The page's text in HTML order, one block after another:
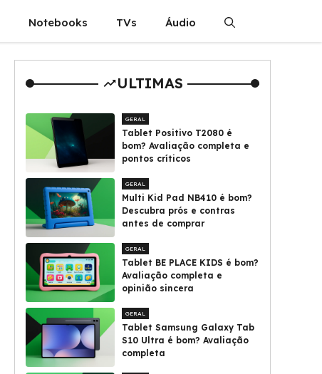
Notebooks TVs Áudio
ULTIMAS
GERAL
Tablet Positivo T2080 é
bom? Avaliação completa e
pontos críticos
GERAL
Multi Kid Pad NB410 é bom?
Descubra prós e contras
antes de comprar
GERAL
Tablet BE PLACE KIDS é bom?
Avaliação completa e
opinião sincera
GERAL
Tablet Samsung Galaxy Tab
S10 Ultra é bom? Avaliação
completa